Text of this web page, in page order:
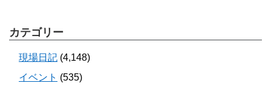
カテゴリー
現場日記 (4,148)
イベント (535)